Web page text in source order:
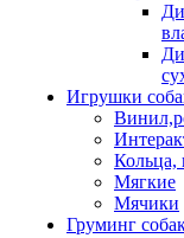
Игрушки
Кольца,
Мягкие
Мячики
Груминг